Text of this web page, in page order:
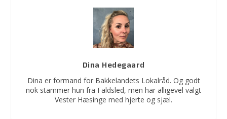
Dina Hedegaard
Dina er formand for Bakkelandets Lokalråd. Og godt
nok stammer hun fra Faldsled, men har alligevel valgt
Vester Hæsinge med hjerte og sjæl.